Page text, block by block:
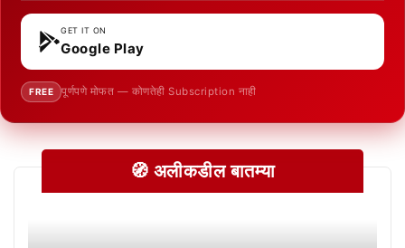
GET IT ON
Google Play
FREE पूर्णपणे मोफत — कोणतेही Subscription नाही
🧭 अलीकडील बातम्या